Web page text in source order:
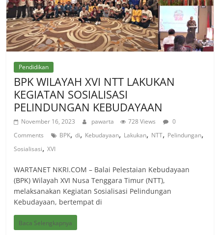
Pendidikan
BPK WILAYAH XVI NTT LAKUKAN
KEGIATAN SOSIALISASI
PELINDUNGAN KEBUDAYAAN
November 16, 2023 pawarta 728 Views
0
Comments
BPK,di, Kebudayaan, Lakukan, NTT, Pelindungan,
Sosialisasi,XVI
WARTANET NKRI.COM – Balai Pelestaian Kebudayaan
(BPK) Wilayah XVI Nusa Tenggara Timur (NTT),
melaksanakan Kegiatan Sosialisasi Pelindungan
Kebudayaan, bertempat di
Baca Selengkapnya